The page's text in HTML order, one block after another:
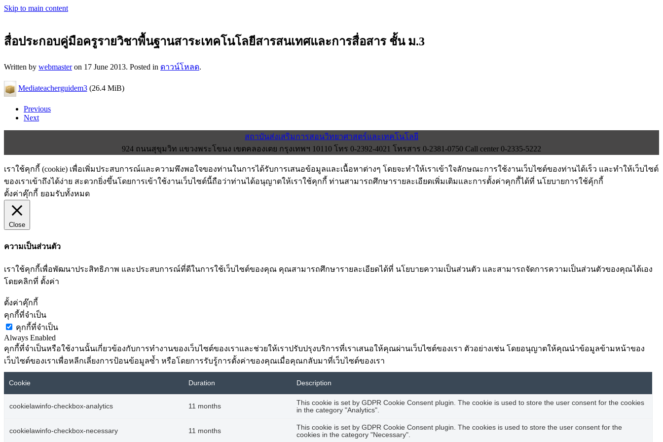
Skip to main content
สื่อประกอบคู่มือครูรายวิชาพื้นฐานสาระเทคโนโลยีสารสนเทศและการสื่อสาร ชั้น ม.3
Written by webmasteron 17 June 2013. Posted in ดาวน์โหลด.
Mediateacherguidem3(26.4 MiB)
Previous
Next
สถาบันส่งเสริมการสอนวิทยาศาสตร์และเทคโนโลยี
924 ถนนสุขุมวิท แขวงพระโขนง เขตคลองเตย กรุงเทพฯ 10110 โทร 0-2392-4021 โทรสาร 0-2381-0750 Call center 0-2335-5222
เราใช้คุกกี้ (cookie) เพื่อเพิ่มประสบการณ์และความพึงพอใจของท่านในการได้รับการเสนอข้อมูลและเนื้อหาต่างๆ โดยจะทำให้เราเข้าใจลักษณะการใช้งานเว็บไซต์ของท่านได้เร็ว และทำให้เว็บไซต์
ของเราเข้าถึงได้ง่าย สะดวกยิ่งขึ้นโดยการเข้าใช้งานเว็บไซต์นี้ถือว่าท่านได้อนุญาตให้เราใช้คุกกี้ ท่านสามารถศึกษารายละเอียดเพิ่มเติมและการตั้งค่าคุกกี้ได้ที่ นโยบายการใช้คุ้กกี้
ตั้งค่าคุ๊กกี้ ยอมรับทั้งหมด
Close
ความเป็นส่วนตัว
เราใช้คุกกี้เพื่อพัฒนาประสิทธิภาพ และประสบการณ์ที่ดีในการใช้เว็บไซต์ของคุณ คุณสามารถศึกษารายละเอียดได้ที่ นโยบายความเป็นส่วนตัว และสามารถจัดการความเป็นส่วนตัวของคุณได้เอง
โดยคลิกที่ ตั้งค่า
ตั้งค่าคุ๊กกี้
คุกกี้ที่จำเป็น
คุกกี้ที่จำเป็น
Always Enabled
คุกกี้ที่จำเป็นหรือใช้งานนั้นเกี่ยวข้องกับการทำงานของเว็บไซต์ของเราและช่วยให้เราปรับปรุงบริการที่เราเสนอให้คุณผ่านเว็บไซต์ของเรา ตัวอย่างเช่น โดยอนุญาตให้คุณนำข้อมูลข้ามหน้าของ
เว็บไซต์ของเราเพื่อหลีกเลี่ยงการป้อนข้อมูลซ้ำ หรือโดยการรับรู้การตั้งค่าของคุณเมื่อคุณกลับมาที่เว็บไซต์ของเรา
Cookie Duration Description
cookielawinfo-checkbox-analytics 11 months
This cookie is set by GDPR Cookie Consent plugin. The cookie is used to store the user consent for the cookies
in the category "Analytics".
cookielawinfo-checkbox-necessary 11 months
This cookie is set by GDPR Cookie Consent plugin. The cookies is used to store the user consent for the
cookies in the category "Necessary".